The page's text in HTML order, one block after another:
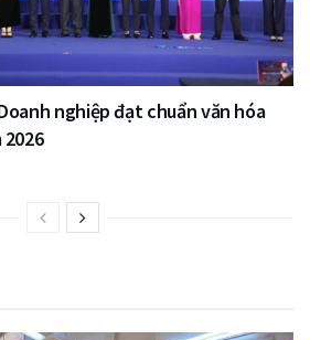
nghiệp đạt chuẩn văn hóa